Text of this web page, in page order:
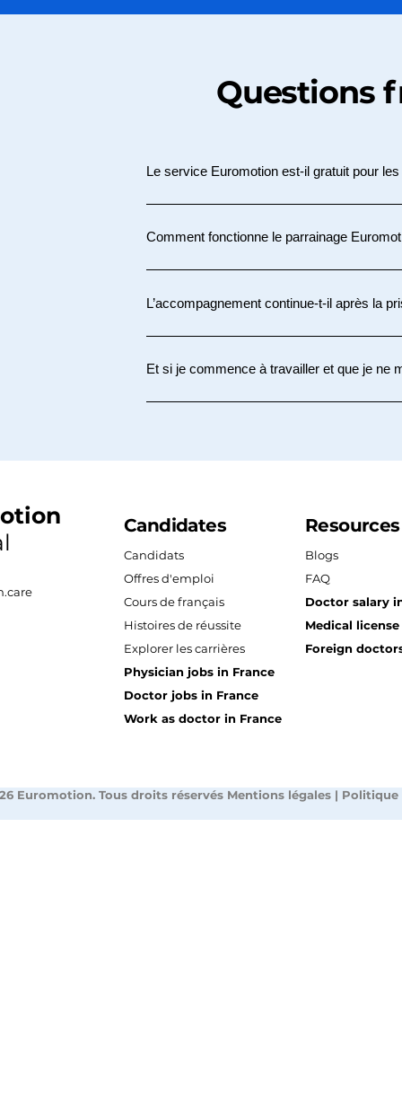
Questions
Le service Euromotion est-il gratuit pour
exclusivement des établissements de
Comment fonctionne le parrainage
recommandation. Dès que le filleul
L’accompagnement continue-t-il après la
reste disponible pour les démarches
Et si je commence à travailler et que je ne
Candidates
Candidats
Offres d'emploi
Cours de français
Histoires de réussite
Explorer les carrières
Physician jobs in France
Doctor jobs in France
Work as doctor in France
Resources
Blogs
FAQ
Doctor salary
Medical
Foreign
Euromotion. Tous droits réservés Mentions légales| Politique